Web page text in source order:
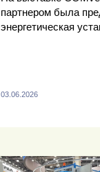
партнером была
энергетическая
03.06.2026